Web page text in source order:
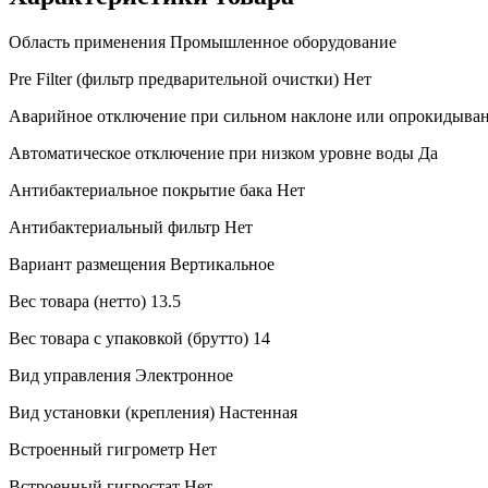
Область применения Промышленное оборудование
Pre Filter (фильтр предварительной очистки) Нет
Аварийное отключение при сильном наклоне или
Автоматическое отключение при низком уровне воды Да
Антибактериальное покрытие бака Нет
Антибактериальный фильтр Нет
Вариант размещения Вертикальное
Вес товара (нетто) 13.5
Вес товара с упаковкой (брутто) 14
Вид управления Электронное
Вид установки (крепления) Настенная
Встроенный гигрометр Нет